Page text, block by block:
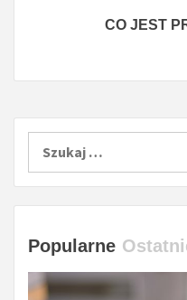
CO JEST
Popularne